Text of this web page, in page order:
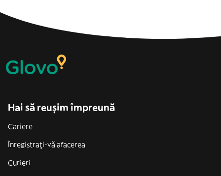
Hai să reușim împreună
Cariere
Înregistrați-vă afacerea
Curieri